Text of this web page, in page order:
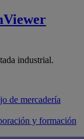
industrial.
de mercadería
y formación